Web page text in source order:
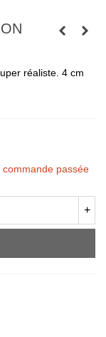
réaliste. 4 cm
passée
+